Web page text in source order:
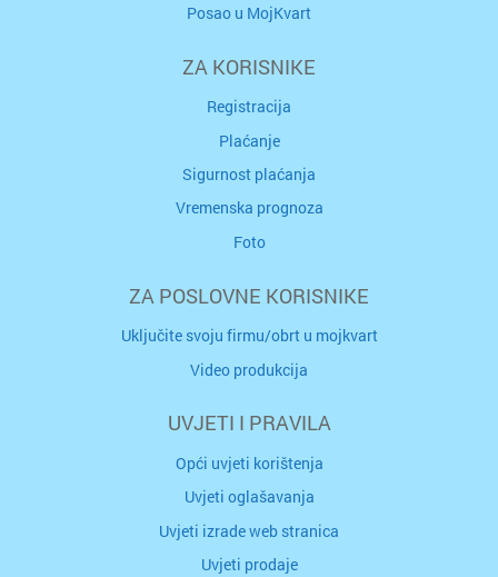
Posao u MojKvart
ZA KORISNIKE
Registracija
Plaćanje
Sigurnost plaćanja
Vremenska prognoza
Foto
ZA POSLOVNE KORISNIKE
Uključite svoju firmu/obrt u mojkvart
Video produkcija
UVJETI I PRAVILA
Opći uvjeti korištenja
Uvjeti oglašavanja
Uvjeti izrade web stranica
Uvjeti prodaje